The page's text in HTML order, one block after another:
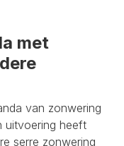
met
van zonwering
uitvoering heeft
serre zonwering